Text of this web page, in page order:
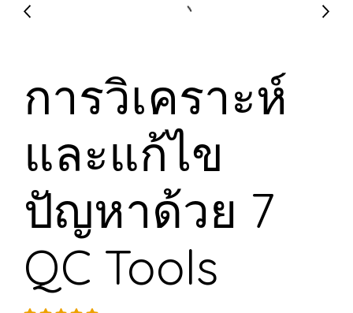
การวิเคราะห์
และแก้ไข
ปัญหาด้วย 7
QC Tools